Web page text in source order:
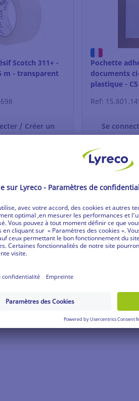
Scotch 311+ -
m - transparent
/ Créer un
compte
Pochette
documents
plastique -
Ref:
Se
Voir
Besoin d'aide ?
Pour toute question, visitez
écoute au 0825 09 08 07